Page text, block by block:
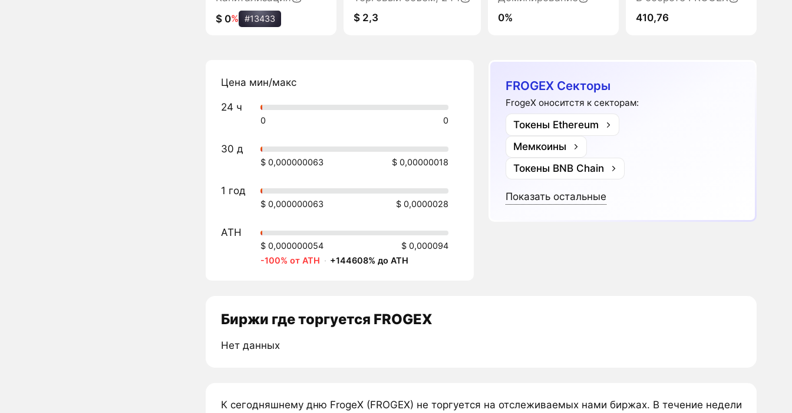
$ 0% #13433
$ 2,3
0%
410,76
Цена мин/макс
24 ч
0 0
30 д
$ 0,000000063 $ 0,00000018
1 год
$ 0,000000063 $ 0,0000028
ATH
$ 0,000000054
$ 0,000094
-100% от ATH · +144608% до ATH
FROGEX Секторы
FrogeX оноситстя к секторам:
Токены Ethereum
Мемкоины
Токены BNB Chain
Показать остальные
Биржи где торгуется FROGEX
Нет данных
К сегодняшнему дню FrogeX (FROGEX) не торгуется на отслеживаемых нами биржах. В течение недели